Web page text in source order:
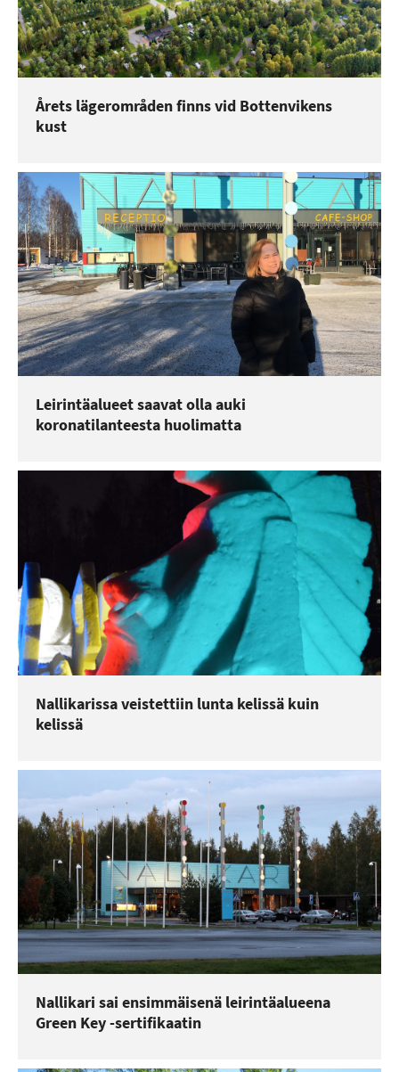
Årets lägerområden finns vid Bottenvikens
kust
Leirintäalueet saavat olla auki
koronatilanteesta huolimatta
Nallikarissa veistettiin lunta kelissä kuin
kelissä
Nallikari sai ensimmäisenä leirintäalueena
Green Key -sertifikaatin